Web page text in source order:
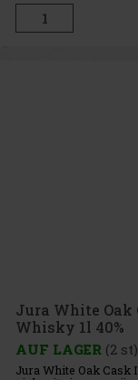
Jura White Oak
Whisky 1l 40%
AUF LAGER (2 st)
Jura White Oak